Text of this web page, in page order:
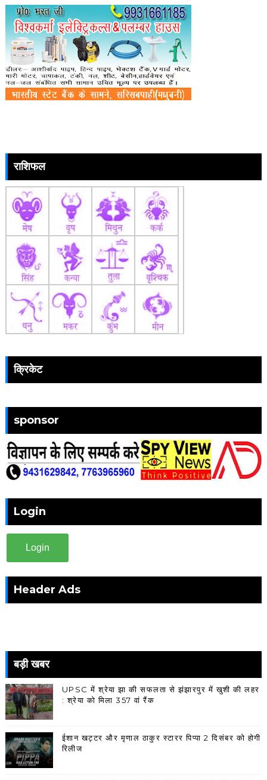
राशिफल
क्रिकेट
sponsor
Login
Login
Header Ads
बड़ी खबर
UPSC में श्रेया झा की सफलता से झंझारपुर में खुशी की लहर
: श्रेया को मिला 357 वां रैंक
ईशान खट्टर और मृणाल ठाकुर स्टारर पिप्पा 2 दिसंबर को होगी
रिलीज